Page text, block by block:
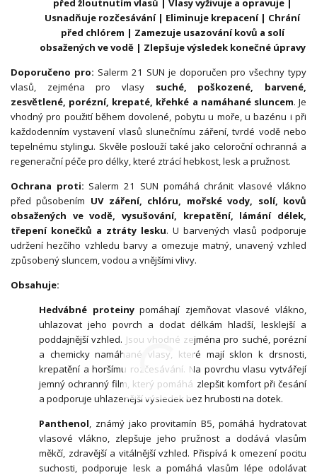
před žloutnutím vlasů | Vlasy vyživuje a opravuje |
Usnadňuje rozčesávání | Eliminuje krepacení | Chrání
před chlórem | Zamezuje usazování kovů a solí
obsažených ve vodě | Zlepšuje výsledek konečné úpravy
Doporučeno pro: Salerm 21 SUN je doporučen pro všechny typy
vlasů, zejména pro vlasy suché, poškozené, barvené,
zesvětlené, porézní, krepaté, křehké a namáhané sluncem. Je
vhodný pro použití během dovolené, pobytu u moře, u bazénu i při
každodenním vystavení vlasů slunečnímu záření, tvrdé vodě nebo
tepelnému stylingu. Skvěle poslouží také jako celoroční ochranná a
regenerační péče pro délky, které ztrácí hebkost, lesk a pružnost.
Ochrana proti: Salerm 21 SUN pomáhá chránit vlasové vlákno
před působením UV záření, chlóru, mořské vody, solí, kovů
obsažených ve vodě, vysušování, krepatění, lámání délek,
třepení konečků a ztráty lesku. U barvených vlasů podporuje
udržení hezčího vzhledu barvy a omezuje matný, unavený vzhled
způsobený sluncem, vodou a vnějšími vlivy.
Obsahuje:
Hedvábné proteinypomáhají zjemňovat vlasové vlákno,
uhlazovat jeho povrch a dodat délkám hladší, lesklejší a
poddajnější vzhled. Jsou vhodné zejména pro suché, porézní
a chemicky namáhané vlasy, které mají sklon k drsnosti,
krepatění a horšímu rozčesávání. Na povrchu vlasu vytvářejí
jemný ochranný film, který pomáhá zlepšit komfort při česání
a podporuje uhlazenější výsledek bez hrubosti na dotek.
Panthenol, známý jako provitamín B5, pomáhá hydratovat
vlasové vlákno, zlepšuje jeho pružnost a dodává vlasům
měkčí, zdravější a vitálnější vzhled. Přispívá k omezení pocitu
suchosti, podporuje lesk a pomáhá vlasům lépe odolávat